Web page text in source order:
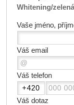
Whitening/
Vaše jméno,
Váš email
Váš telefon
Váš dotaz